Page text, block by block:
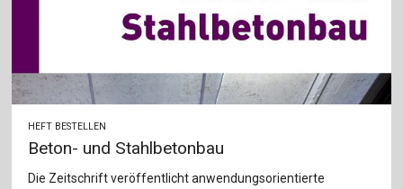
HEFT BESTELLEN
Beton- und Stahlbetonbau
Die Zeitschrift veröffentlicht anwendungsorientierte